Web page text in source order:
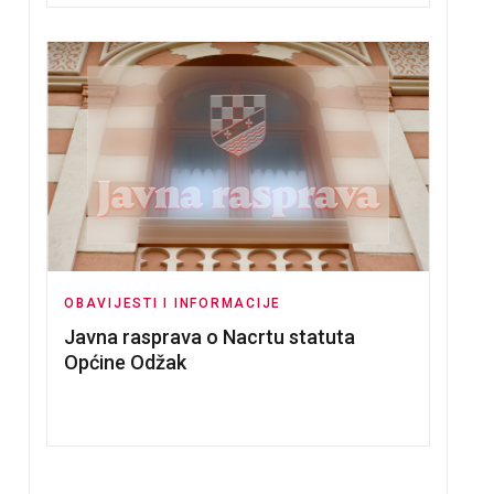
DANU
OBAVIJESTI I INFORMACIJE
Javna rasprava o Nacrtu statuta
Općine Odžak